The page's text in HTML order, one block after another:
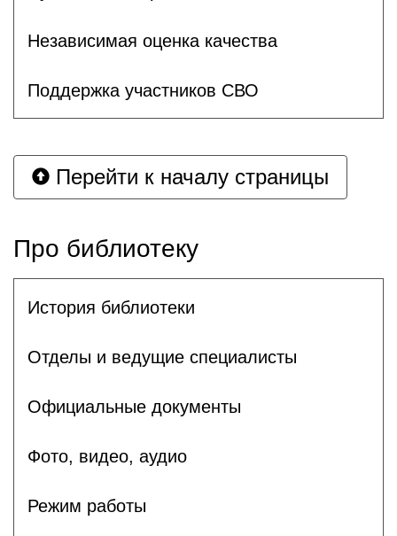
Независимая оценка качества
Поддержка участников СВО
Перейти к началу страницы
Про библиотеку
История библиотеки
Отделы и ведущие специалисты
Официальные документы
Фото, видео, аудио
Режим работы